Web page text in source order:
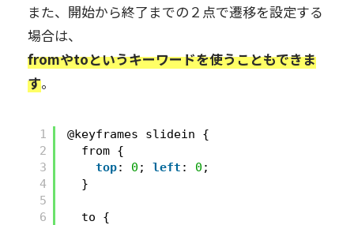
また、開始から終了までの２点で遷移を設定する
場合は、
fromやtoというキーワードを使うこともできま
す。
1
2
3
4
5
6
@keyframes slidein {
from {
top: 0 ; left : 0 ;
}
to {